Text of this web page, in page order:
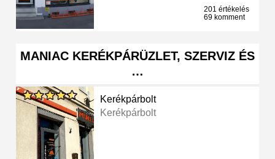
201 értékelés
69 komment
MANIAC KERÉKPÁRÜZLET, SZERVIZ ÉS
…
Kerékpárbolt
Kerékpárbolt